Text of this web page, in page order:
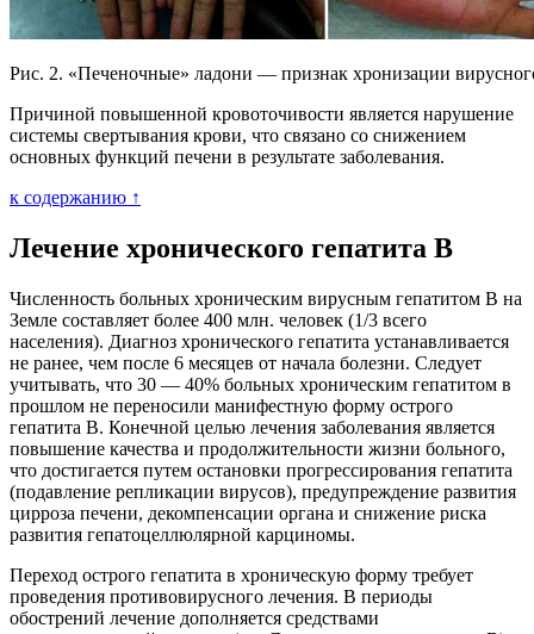
Рис. 2. «Печеночные» ладони — признак хронизации
Причиной повышенной кровоточивости является нарушение
системы свертывания крови, что связано со снижением
основных функций печени в результате заболевания.
к содержанию ↑
Лечение хронического гепатита В
Численность больных хроническим вирусным гепатитом В на
Земле составляет более 400 млн. человек (1/3 всего
населения). Диагноз хронического гепатита устанавливается
не ранее, чем после 6 месяцев от начала болезни. Следует
учитывать, что 30 — 40% больных хроническим гепатитом в
прошлом не переносили манифестную форму острого
гепатита В. Конечной целью лечения заболевания является
повышение качества и продолжительности жизни больного,
что достигается путем остановки прогрессирования гепатита
(подавление репликации вирусов), предупреждение развития
цирроза печени, декомпенсации органа и снижение риска
развития гепатоцеллюлярной карциномы.
Переход острого гепатита в хроническую форму требует
проведения противовирусного лечения. В периоды
обострений лечение дополняется средствами